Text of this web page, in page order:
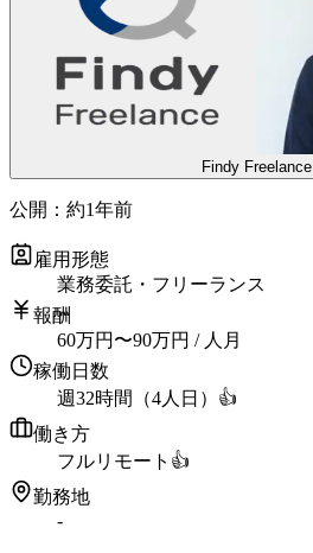
Findy Freelance
公開： 約1年前
雇用形態
業務委託・フリーランス
報酬
60万円 〜90万円 / 人月
稼働日数
週32時間（4人日） 👍
働き方
フルリモート 👍
勤務地
-